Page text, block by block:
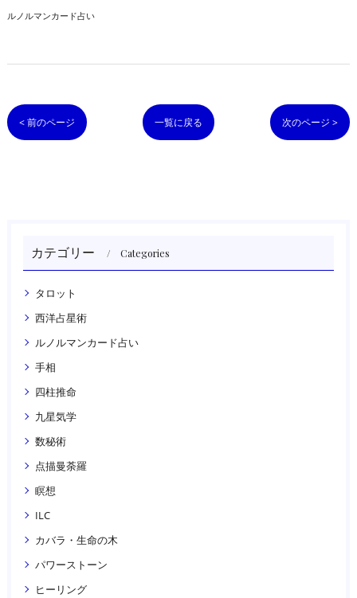
ルノルマンカード占い
< 前のページ 一覧に戻る 次のページ >
カテゴリー Categories
タロット
西洋占星術
ルノルマンカード占い
手相
四柱推命
九星気学
数秘術
点描曼荼羅
瞑想
ILC
カバラ・生命の木
パワーストーン
ヒーリング